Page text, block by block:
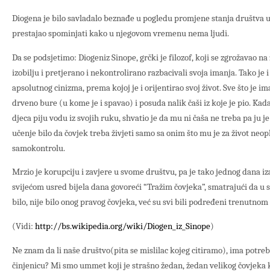
Diogena je bilo savladalo beznađe u pogledu promjene stanja društva
prestajao spominjati kako u njegovom vremenu nema ljudi.
Da se podsjetimo: Diogeniz Sinope, grčki je filozof, koji se zgrožavao
izobilju i pretjerano i nekontrolirano razbacivali svoja imanja. Tako je
apsolutnog cinizma, prema kojoj je i orijentirao svoj život. Sve što je
drveno bure (u kome je i spavao) i posuda nalik čaši iz koje je pio.
djeca piju vodu iz svojih ruku, shvatio je da mu ni čaša ne treba pa ju
učenje bilo da čovjek treba živjeti samo sa onim što mu je za život
samokontrolu.
Mrzio je korupciju i zavjere u svome društvu, pa je tako jednog dana
svijećom usred bijela dana govoreći “Tražim čovjeka”, smatrajući da
bilo, nije bilo onog pravog čovjeka, već su svi bili podređeni
(Vidi: http://bs.wikipedia.org/wiki/Diogen_iz_Sinope)
Ne znam da li naše društvo(pita se mislilac kojeg citiramo), ima
činjenicu? Mi smo ummet koji je strašno žedan, žedan velikog